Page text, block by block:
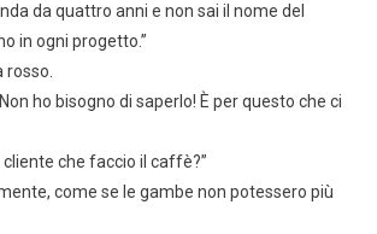
da quattro anni e non sai il nome del
in ogni progetto.”
rosso.
ho bisogno di saperlo! È per questo che ci
cliente che faccio il caffè?”
come se le gambe non potessero più